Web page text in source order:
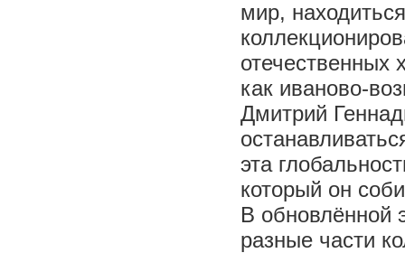
мир,
отечественных
как иваново-
Дмитрий
эта
который он
В обновлённой
разные части